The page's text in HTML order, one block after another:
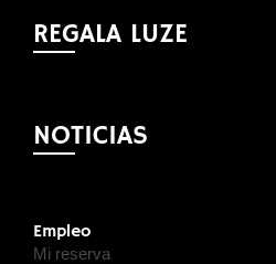
REGALA LUZE
NOTICIAS
Empleo
Mi reserva